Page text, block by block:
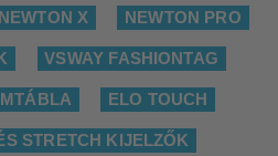
NEWTON X NEWTON PRO
VSWAY FASHIONTAG
ELO TOUCH
STRETCH KIJELZŐK